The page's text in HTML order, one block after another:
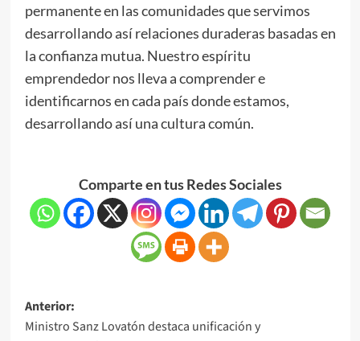
permanente en las comunidades que servimos
desarrollando así relaciones duraderas basadas en
la confianza mutua. Nuestro espíritu
emprendedor nos lleva a comprender e
identificarnos en cada país donde estamos,
desarrollando así una cultura común.
Comparte en tus Redes Sociales
Anterior:
Ministro Sanz Lovatón destaca unificación y